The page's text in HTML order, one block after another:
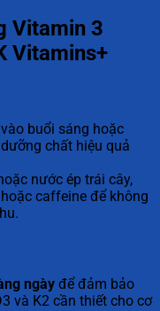
Vitamin 3
Vitamins+
buổi sáng hoặc
chất hiệu quả
nước ép trái cây,
caffeine để không
ngày để đảm bảo
và K2 cần thiết cho cơ